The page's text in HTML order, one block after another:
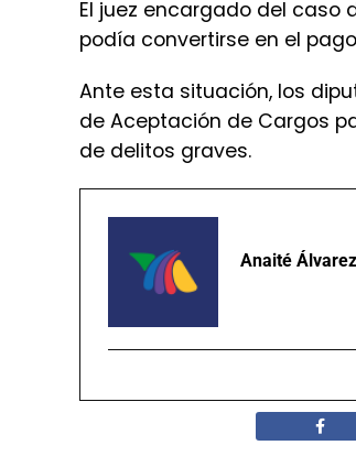
de Aceptación de Cargos
de delitos graves.
Anaité Álvarez